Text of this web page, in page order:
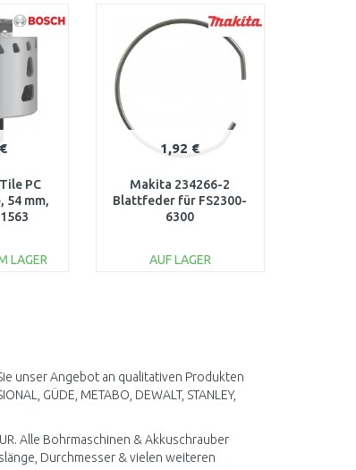
PC
54 mm,
LAGER
1,92 €
Makita 234266-2
Blattfeder für FS2300-
6300
AUF LAGER
unser Angebot an qualitativen Produkten
GÜDE, METABO, DEWALT, STANLEY,
Alle Bohrmaschinen & Akkuschrauber
Durchmesser & vielen weiteren